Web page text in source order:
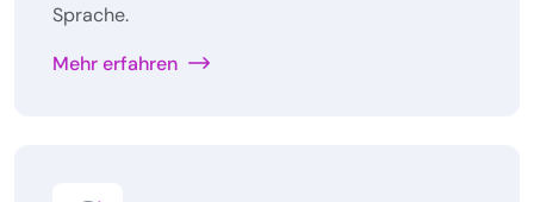
Sprache.
Mehr erfahren